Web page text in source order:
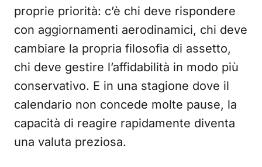
proprie priorità: c’è chi deve rispondere
con aggiornamenti aerodinamici, chi deve
cambiare la propria filosofia di assetto,
chi deve gestire l’affidabilità in modo più
conservativo. E in una stagione dove il
calendario non concede molte pause, la
capacità di reagire rapidamente diventa
una valuta preziosa.